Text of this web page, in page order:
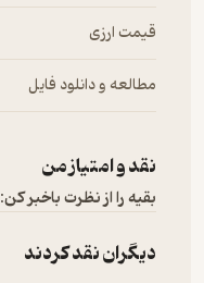
قیمت ارزی
مطالعه و دانلود فایل
نقد و امتیاز من
بقیه را از نظرت باخبر کن:
دیگران نقد کردند